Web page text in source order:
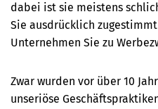
dabei ist sie meistens
Sie ausdrücklich
Unternehmen Sie zu
Zwar wurden vor über 10
unseriöse